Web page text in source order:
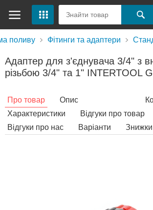
поливу Фітинги та адаптери
Адаптер для з'єднувача 3/4" з
різьбою 3/4" та 1" INTERTOOL
Про товар
Опис
Характеристики
Відгуки про товар
Відгуки про нас
Варіанти Знижки